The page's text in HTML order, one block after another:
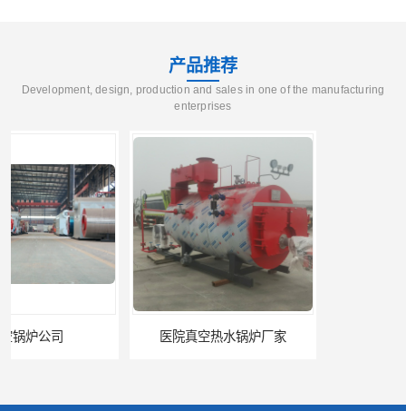
产品推荐
Development, design, production and sales in one of the manufacturing
enterprises
医院真空热水锅炉厂家 养殖真空热水锅炉厂商